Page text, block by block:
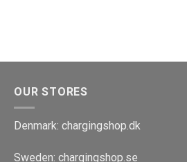
OUR STORES
Denmark: chargingshop.dk
Sweden: chargingshop.se